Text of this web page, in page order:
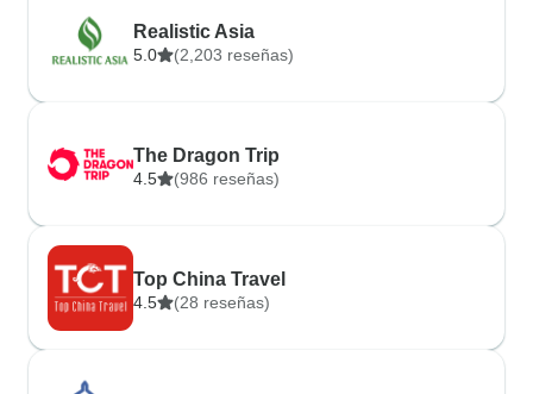
Realistic Asia
5.0 (2,203 reseñas)
The Dragon Trip
4.5 (986 reseñas)
Top China Travel
4.5 (28 reseñas)